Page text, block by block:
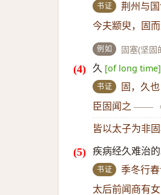
书证 荆州与
今夫颛臾，固
例如 固塞(坚固
久 [of long time]
书证 固，久也
臣固闻之 ——
皆以太子为非
疾病经久难治
书证 季冬行
太后前闻商有